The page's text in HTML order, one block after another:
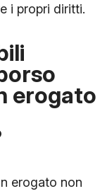
i propri diritti.
erogato
erogato non